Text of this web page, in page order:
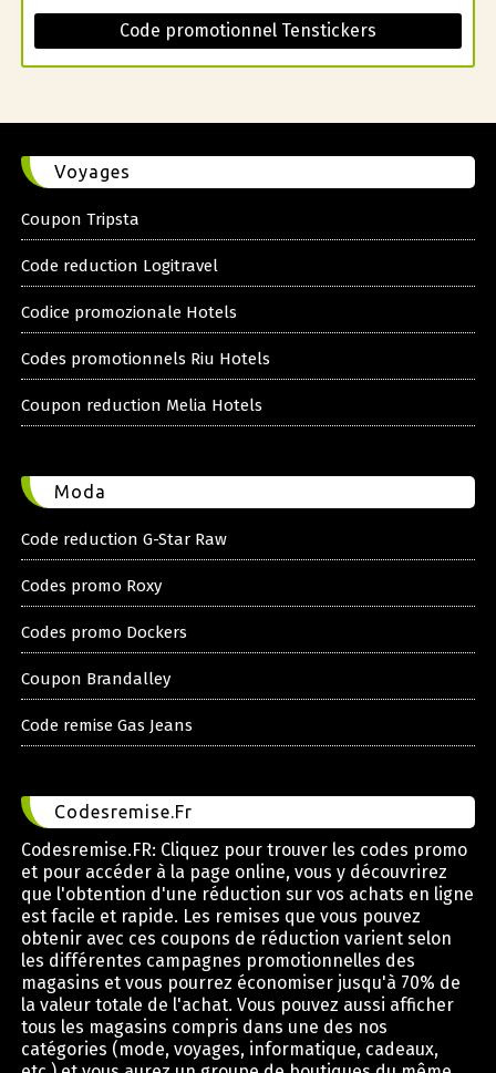
Code promotionnel Tenstickers
Voyages
Coupon Tripsta
Code reduction Logitravel
Codice promozionale Hotels
Codes promotionnels Riu Hotels
Coupon reduction Melia Hotels
Moda
Code reduction G-Star Raw
Codes promo Roxy
Codes promo Dockers
Coupon Brandalley
Code remise Gas Jeans
Codesremise.Fr
Codesremise.FR: Cliquez pour trouver les codes promo
et pour accéder à la page online, vous y découvrirez
que l'obtention d'une réduction sur vos achats en ligne
est facile et rapide. Les remises que vous pouvez
obtenir avec ces coupons de réduction varient selon
les différentes campagnes promotionnelles des
magasins et vous pourrez économiser jusqu'à 70% de
la valeur totale de l'achat. Vous pouvez aussi afficher
tous les magasins compris dans une des nos
catégories (mode, voyages, informatique, cadeaux,